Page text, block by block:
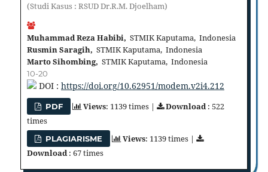
(Studi Kasus : RSUD Dr.R.M. Djoelham)
Muhammad Reza Habibi, STMIK Kaputama, Indonesia
Rusmin Saragih, STMIK Kaputama, Indonesia
Marto Sihombing, STMIK Kaputama, Indonesia
10-20
DOI : https://doi.org/10.62951/modem.v2i4.212
PDF Views: 1139 times | Download: 522
times
PLAGIARISME Views: 1139 times |
Download: 67 times